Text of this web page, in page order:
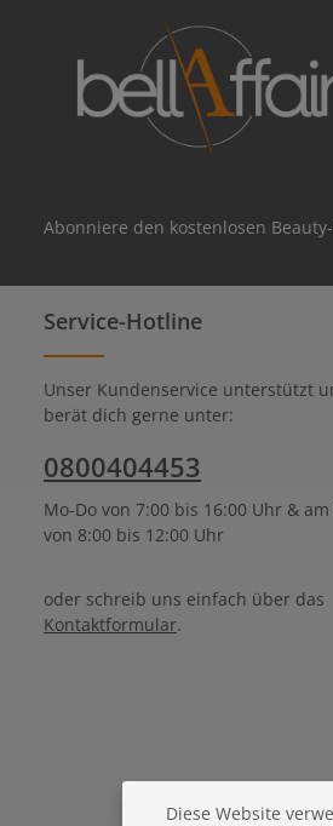
Abonniere den kostenlosen
Service-Hotline
Unser Kundenservice unterstützt
berät dich gerne unter:
0800404453
Mo-Do von 7:00 bis 16:00 Uhr & am
von 8:00 bis 12:00 Uhr
oder schreib uns einfach über das
Kontaktformular.
Diese Website